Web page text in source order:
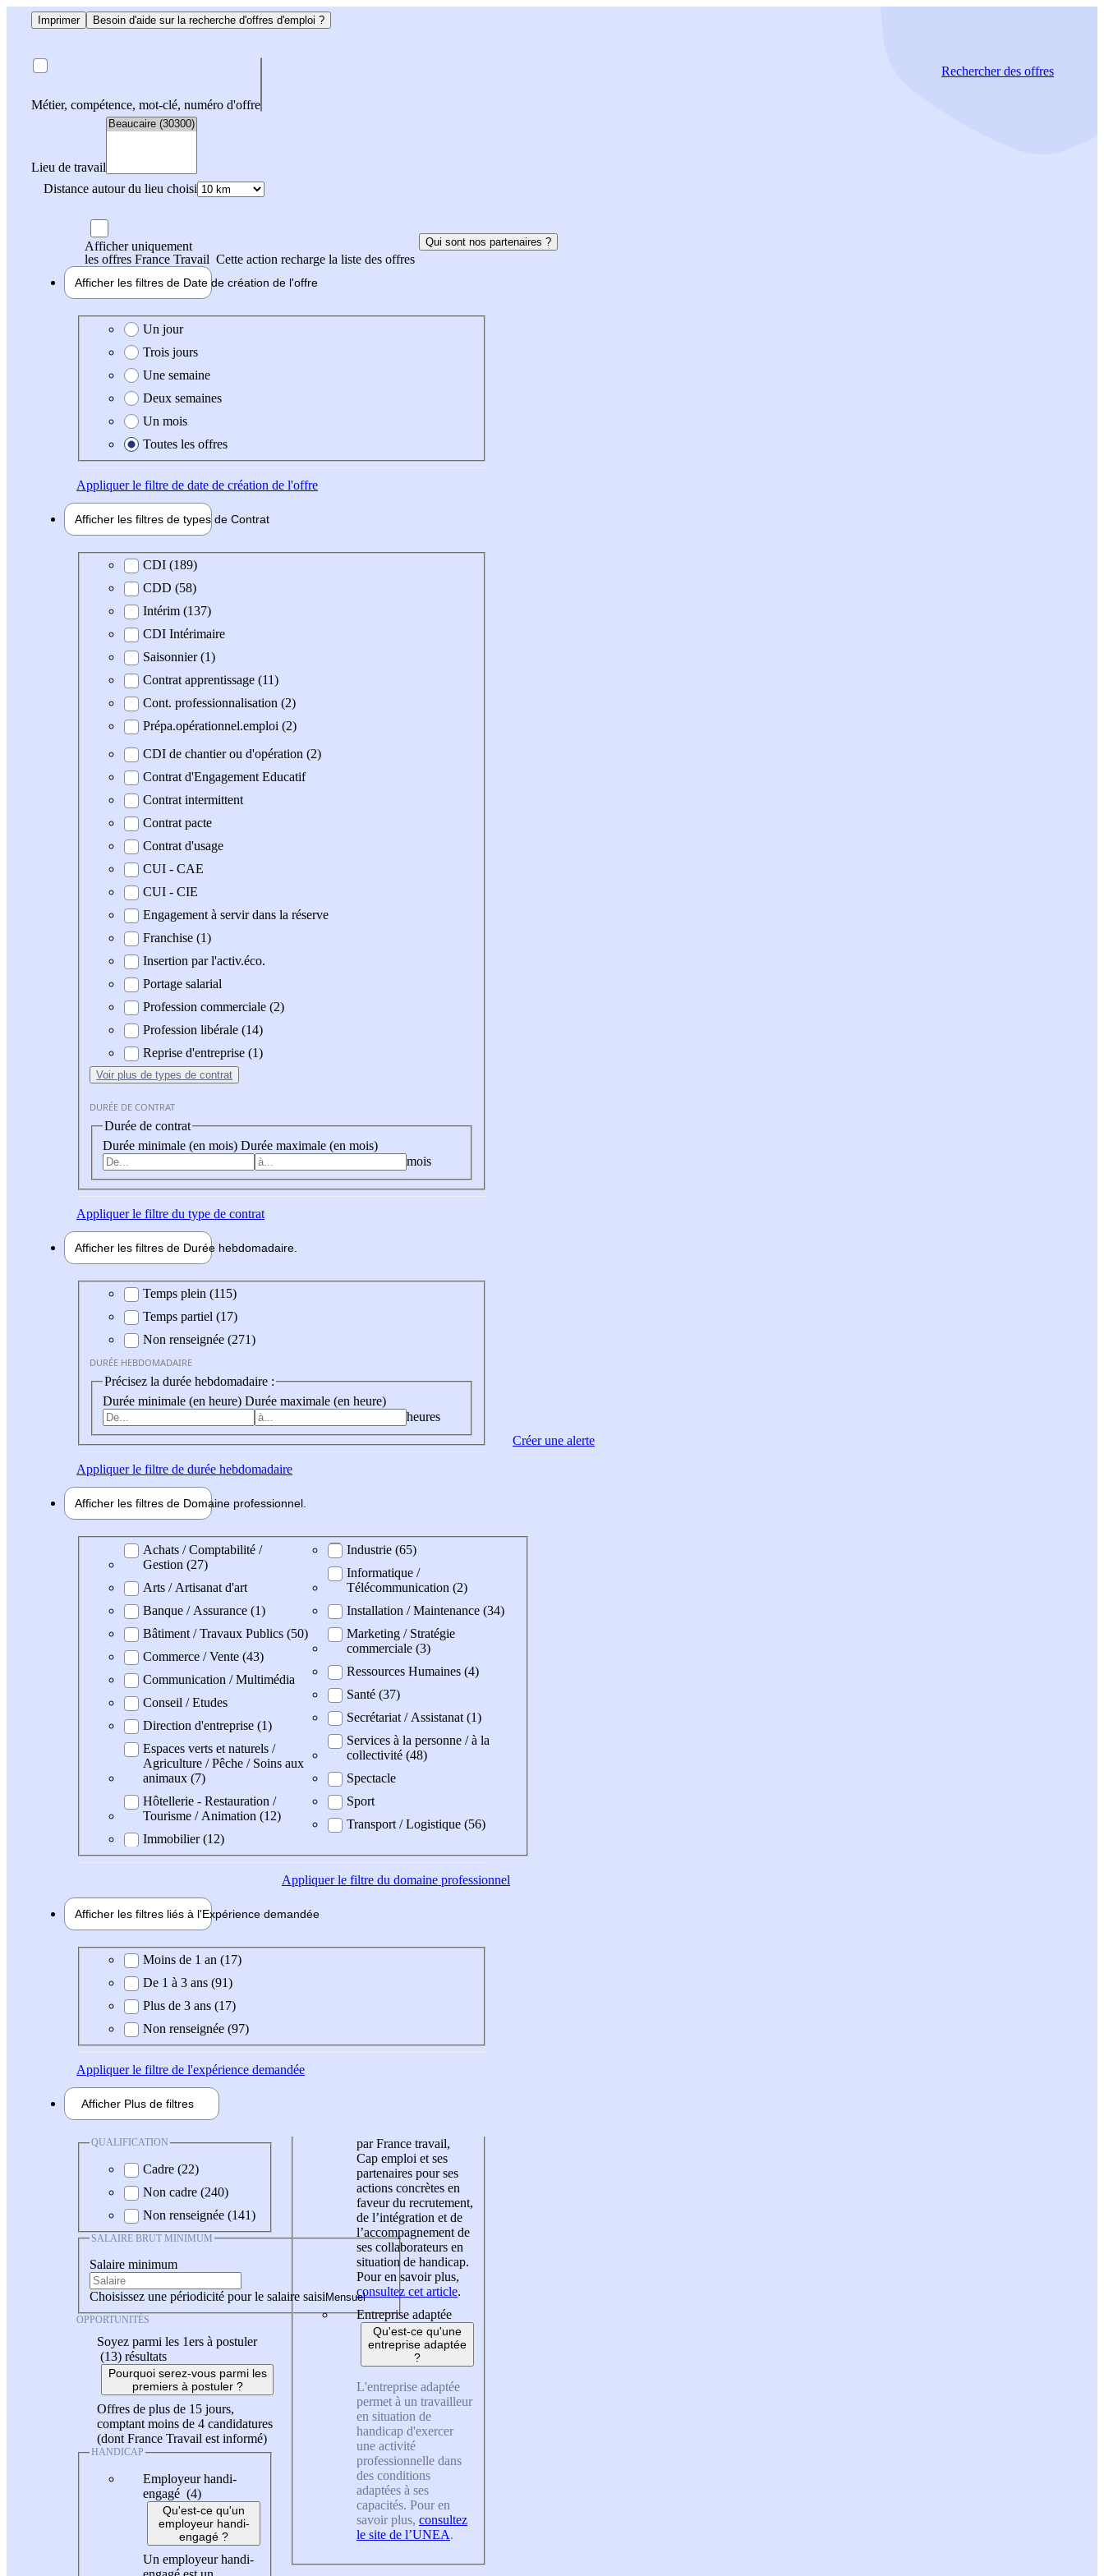
Imprimer Besoin d'aide sur la recherche d'offres d'emploi ?
Métier, compétence, mot-clé, numéro d'offre
Lieu de travail
Distance autour du lieu choisi
Rechercherdes offres
Afficher uniquement
les offres France Travail Cette action recharge la liste des offres
Qui sont nos partenaires ?
Afficher les filtres de Date de création de l'offre
Date de création de l'offre
Un jour
Trois jours
Une semaine
Deux semaines
Un mois
Toutes les offres
Appliquerle filtre de date de création de l'offre
Afficher les filtres de types de Contrat
Type de contratCDI (189)
CDD (58)
Intérim (137)
CDI Intérimaire
Saisonnier (1)
Contrat apprentissage (11)
Cont. professionnalisation (2)
Prépa.opérationnel.emploi (2)
CDI de chantier ou d'opération (2)
Contrat d'Engagement Educatif
Contrat intermittent
Contrat pacte
Contrat d'usage
CUI - CAE
CUI - CIE
Engagement à servir dans la réserve
Franchise (1)
Insertion par l'activ.éco.
Portage salarial
Profession commerciale (2)
Profession libérale (14)
Reprise d'entreprise (1)
Voir plus de types de contrat
DURÉE DE CONTRAT
Durée de contrat
Durée minimale (en mois) Durée maximale (en mois)
mois
Appliquerle filtre du type de contrat
Afficher les filtres de Durée hebdomadaire
Durée hebdomadaire
Temps plein (115)
Temps partiel (17)
Non renseignée (271)
DURÉE HEBDOMADAIRE
Précisez la durée hebdomadaire :
Durée minimale (en heure) Durée maximale (en heure)
heures
Appliquerle filtre de durée hebdomadaire
Afficher les filtres de Domaine professionnel
Domaine professionel
Achats / Comptabilité /
Gestion (27)
Arts / Artisanat d'art
Banque / Assurance (1)
Bâtiment / Travaux Publics (50)
Commerce / Vente (43)
Communication / Multimédia
Conseil / Etudes
Direction d'entreprise (1)
Espaces verts et naturels /
Agriculture / Pêche / Soins aux
animaux (7)
Hôtellerie - Restauration /
Tourisme / Animation (12)
Immobilier (12)
Industrie (65)
Informatique /
Télécommunication (2)
Installation / Maintenance (34)
Marketing / Stratégie
commerciale (3)
Ressources Humaines (4)
Santé (37)
Secrétariat / Assistanat (1)
Services à la personne / à la
collectivité (48)
Spectacle
Sport
Transport / Logistique (56)
Appliquerle filtre du domaine professionnel
Afficher les filtres liés à l'Expérience demandée
Expérience demandée
Moins de 1 an (17)
De 1 à 3 ans (91)
Plus de 3 ans (17)
Non renseignée (97)
Appliquerle filtre de l'expérience demandée
Afficher Plus de filtres
QUALIFICATION
Cadre (22)
Non cadre (240)
Non renseignée (141)
SALAIRE BRUT MINIMUM
Salaire minimum
Choisissez une périodicité pour le salaire saisi
OPPORTUNITÉS
Soyez parmi les 1ers à postuler
(13) résultats
Pourquoi serez-vous parmi les
premiers à postuler ?
Offres de plus de 15 jours,
comptant moins de 4 candidatures
(dont France Travail est informé)
HANDICAP
Employeur handi-
engagé (4)
Qu'est-ce qu'un
employeur handi-
engagé ?
Un employeur handi-
par France travail,
Cap emploi et ses
partenaires pour ses
actions concrètes en
faveur du recrutement,
de l’intégration et de
l’accompagnement de
ses collaborateurs en
situation de handicap.
Pour en savoir plus,
consultez cet article.
Entreprise adaptée
Qu'est-ce qu'une
entreprise adaptée
?
L'entreprise adaptée
permet à un travailleur
en situation de
handicap d'exercer
une activité
professionnelle dans
des conditions
adaptées à ses
capacités. Pour en
savoir plus, consultez
le site de l’UNEA.
Créer une alerte